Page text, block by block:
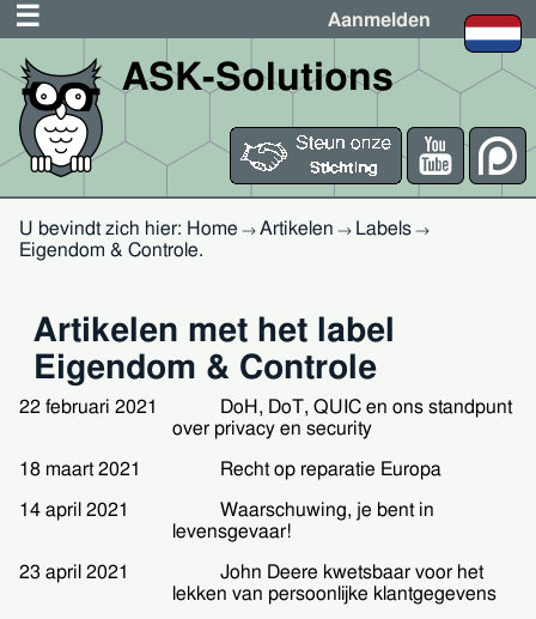
ASK-Solutions
U bevindt zich hier: Home → Artikelen → Labels →
Eigendom & Controle.
Aanmelden
Artikelen met het label
Eigendom & Controle
22 februari 2021
DoH, DoT, QUIC en ons standpunt
over privacy en security
18 maart 2021 Recht op reparatie Europa
14 april 2021
Waarschuwing, je bent in
levensgevaar!
23 april 2021
John Deere kwetsbaar voor het
lekken van persoonlijke klantgegevens